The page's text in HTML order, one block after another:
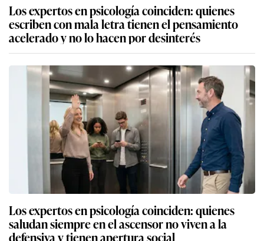
Los expertos en psicología coinciden: quienes
escriben con mala letra tienen el pensamiento
acelerado y no lo hacen por desinterés
Los expertos en psicología coinciden: quienes
saludan siempre en el ascensor no viven a la
defensiva y tienen apertura social